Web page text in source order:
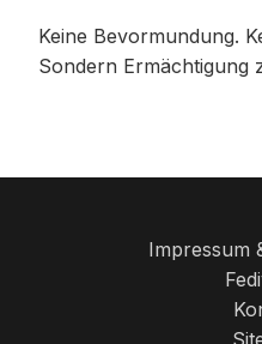
Keine Bevormundung.
Sondern Ermächtigung
Impressum